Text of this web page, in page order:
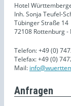
Hotel
Inh. Sonja Teufel-
Tübinger Straße 14
72108 Rottenburg -
Telefon: +49 (0)
Telefax: +49 (0)
Mail:
Anfragen